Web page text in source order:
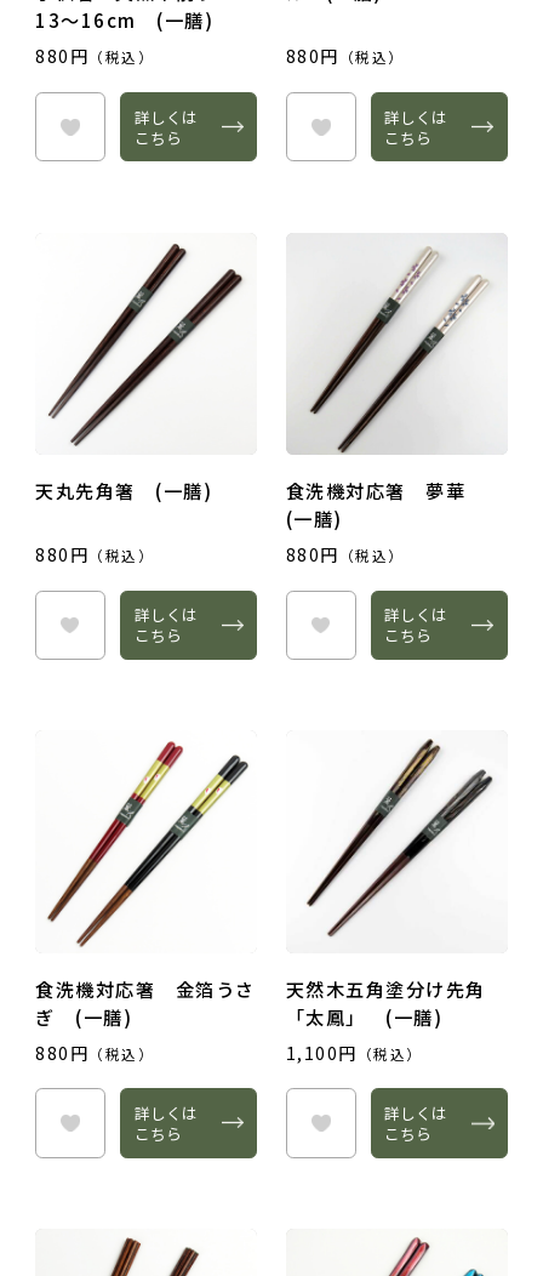
13～16cm (一膳)
880円 （税込）
詳しくは
こちら
880円 （税込）
詳しくは
こちら
天丸先角箸 (一膳)
880円 （税込）
詳しくは
こちら
食洗機対応箸 夢華
(一膳)
880円 （税込）
詳しくは
こちら
食洗機対応箸 金箔うさ
ぎ (一膳)
880円 （税込）
詳しくは
こちら
天然木五角塗分け先角
「太鳳」 (一膳)
1,100円 （税込）
詳しくは
こちら